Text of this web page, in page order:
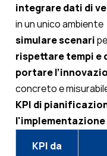
integrare dati di
in un unico ambiente
simulare scenari
rispettare tempi e
portare
concreto e
KPI di
l'implementazione
KPI da